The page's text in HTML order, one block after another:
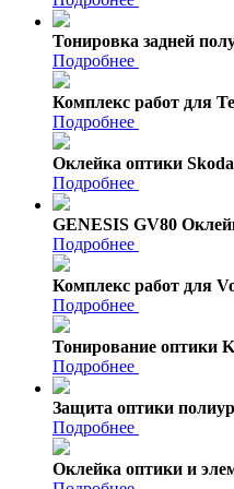
Тонировка задней
Подробнее
Комплекс работ для
Подробнее
Оклейка оптики Skoda
Подробнее
GENESIS GV80
Подробнее
Комплекс работ для
Подробнее
Тонирование оптики
Подробнее
Защита оптики
Подробнее
Оклейка оптики и